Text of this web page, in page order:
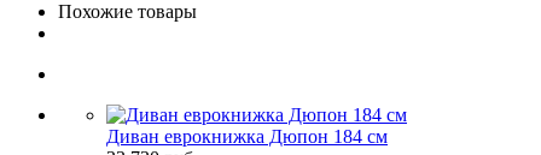
Похожие товары
Диван еврокнижка Дюпон 184 см